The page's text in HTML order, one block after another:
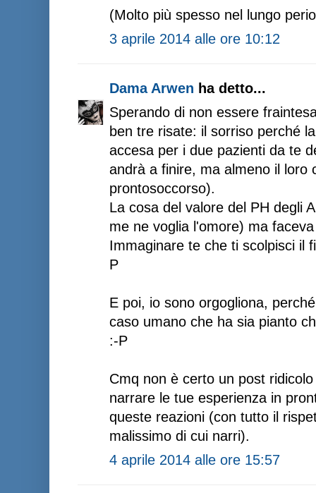
(Molto più spesso nel lungo
3 aprile 2014 alle ore 10:12
Dama Arwen ha detto...
Sperando di non essere
ben tre risate: il sorriso perché
accesa per i due pazienti da te
andrà a finire, ma almeno il loro
prontosoccorso).
La cosa del valore del PH degli
me ne voglia l'omore) ma
Immaginare te che ti scolpisci il
P
E poi, io sono orgogliona,
caso umano che ha sia pianto
:-P
Cmq non è certo un post
narrare le tue esperienza in
queste reazioni (con tutto il
malissimo di cui narri).
4 aprile 2014 alle ore 15:57